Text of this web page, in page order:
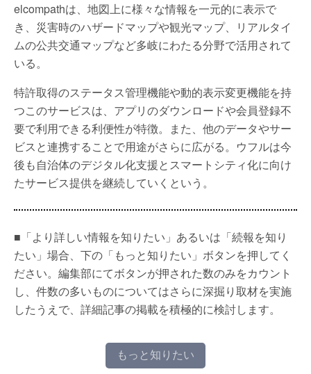
elcompathは、地図上に様々な情報を一元的に表示で
き、災害時のハザードマップや観光マップ、リアルタイ
ムの公共交通マップなど多岐にわたる分野で活用されて
いる。
特許取得のステータス管理機能や動的表示変更機能を持
つこのサービスは、アプリのダウンロードや会員登録不
要で利用できる利便性が特徴。また、他のデータやサー
ビスと連携することで用途がさらに広がる。ウフルは今
後も自治体のデジタル化支援とスマートシティ化に向け
たサービス提供を継続していくという。
■「より詳しい情報を知りたい」あるいは「続報を知り
たい」場合、下の「もっと知りたい」ボタンを押してく
ださい。編集部にてボタンが押された数のみをカウント
し、件数の多いものについてはさらに深掘り取材を実施
したうえで、詳細記事の掲載を積極的に検討します。
もっと知りたい